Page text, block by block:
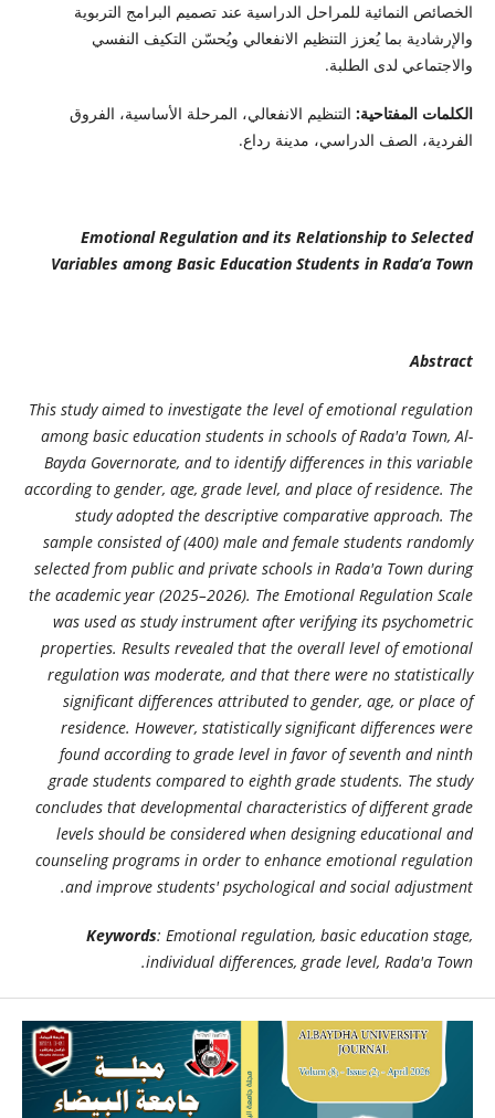
الخصائص النمائية للمراحل الدراسية عند تصميم البرامج التربوية
والإرشادية بما يُعزز التنظيم الانفعالي ويُحسّن التكيف النفسي
والاجتماعي لدى الطلبة.
الكلمات المفتاحية:التنظيم الانفعالي، المرحلة الأساسية، الفروق
الفردية، الصف الدراسي، مدينة رداع.
Emotional Regulation and its Relationship to Selected
Variables among Basic Education Students in Rada’a Town
Abstract
This study aimed to investigate the level of emotional regulation
among basic education students in schools of Rada'a Town, Al-
Bayda Governorate, and to identify differences in this variable
according to gender, age, grade level, and place of residence. The
study adopted the descriptive comparative approach. The
sample consisted of (400) male and female students randomly
selected from public and private schools in Rada'a Town during
the academic year (2025–2026). The Emotional Regulation Scale
was used as study instrument after verifying its psychometric
properties. Results revealed that the overall level of emotional
regulation was moderate, and that there were no statistically
significant differences attributed to gender, age, or place of
residence. However, statistically significant differences were
found according to grade level in favor of seventh and ninth
grade students compared to eighth grade students. The study
concludes that developmental characteristics of different grade
levels should be considered when designing educational and
counseling programs in order to enhance emotional regulation
and improve students' psychological and social adjustment.
Keywords: Emotional regulation, basic education stage,
individual differences, grade level, Rada'a Town.